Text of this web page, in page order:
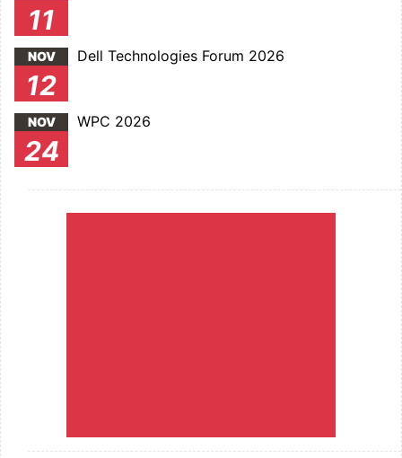
11
NOV
12
Dell Technologies Forum 2026
NOV
24
WPC 2026